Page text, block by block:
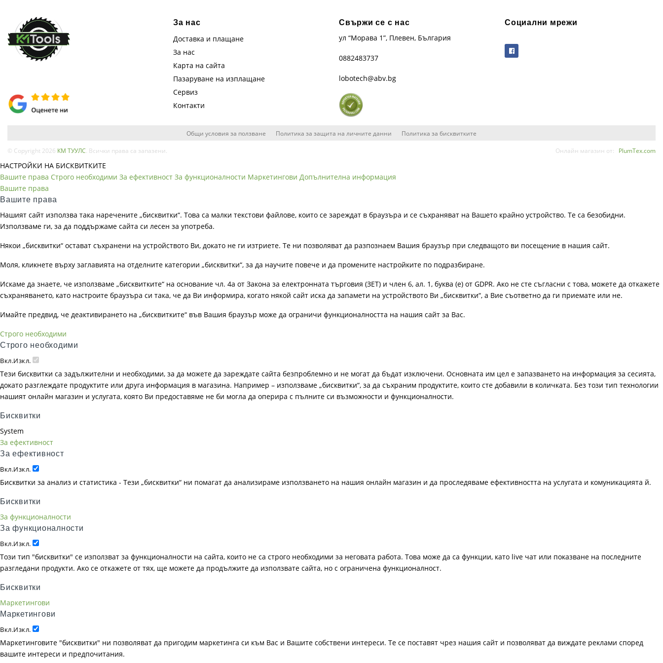
За нас
Доставка и плащане
За нас
Карта на сайта
Пазаруване на изплащане
Сервиз
Контакти
Свържи се с нас
ул “Морава 1”, Плевен, България
0882483737
lobotech@abv.bg
Социални мрежи
Общи условия за ползване Политика за защита на личните данни Политика за бисквитките
© Copyright 2026 КМ ТУУЛС . Всички права са запазени. Онлайн магазин от: PlumTex.com
НАСТРОЙКИ НА БИСКВИТКИТЕ
Вашите права Строго необходими За ефективност За функционалности Маркетингови Допълнителна информация
Вашите права
Вашите права
Нашият сайт използва така наречените „бисквитки“. Това са малки текстови файлове, които се зареждат в браузъра и се съхраняват на Вашето крайно устройство. Те са безобидни.
Използваме ги, за да поддържаме сайта си лесен за употреба.
Някои „бисквитки“ остават съхранени на устройството Ви, докато не ги изтриете. Те ни позволяват да разпознаем Вашия браузър при следващото ви посещение в нашия сайт.
Моля, кликнете върху заглавията на отделните категории „бисквитки“, за да научите повече и да промените настройките по подразбиране.
Искаме да знаете, че използваме „бисквитките“ на основание чл. 4а от Закона за електронната търговия (ЗЕТ) и член 6, ал. 1, буква (е) от GDPR. Ако не сте съгласни с това, можете да откажете
съхраняването, като настроите браузъра си така, че да Ви информира, когато някой сайт иска да запамети на устройството Ви „бисквитки“, а Вие съответно да ги приемате или не.
Имайте предвид, че деактивирането на „бисквитките“ във Вашия браузър може да ограничи функционалността на нашия сайт за Вас.
Строго необходими
Строго необходими
Вкл.Изкл.
Тези бисквитки са задължителни и необходими, за да можете да зареждате сайта безпроблемно и не могат да бъдат изключени. Основната им цел е запазването на информация за сесията,
докато разглеждате продуктите или друга информация в магазина. Например – използваме „бисквитки“, за да съхраним продуктите, които сте добавили в количката. Без този тип технологии
нашият онлайн магазин и услугата, която Ви предоставяме не би могла да оперира с пълните си възможности и функционалности.
Бисквитки
System
За ефективност
За ефективност
Вкл.Изкл.
Бисквитки за анализ и статистика - Тези „бисквитки“ ни помагат да анализираме използването на нашия онлайн магазин и да проследяваме ефективността на услугата и комуникацията й.
Бисквитки
За функционалности
За функционалности
Вкл.Изкл.
Този тип "бисквитки" се използват за функционалности на сайта, които не са строго необходими за неговата работа. Това може да са функции, като live чат или показване на последните
разгледани продукти. Ако се откажете от тях, ще можете да продължите да използвате сайта, но с ограничена функционалност.
Бисквитки
Маркетингови
Маркетингови
Вкл.Изкл.
Маркетинговите "бисквитки" ни позволяват да пригодим маркетинга си към Вас и Вашите собствени интереси. Те се поставят чрез нашия сайт и позволяват да виждате реклами според
вашите интереси и предпочитания.